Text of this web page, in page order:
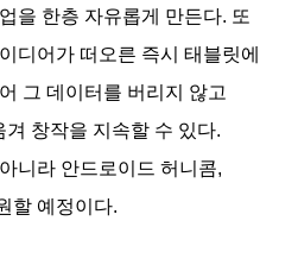
을 한층 자유롭게 만든다. 또
디어가 떠오른 즉시 태블릿에
그 데이터를 버리지 않고
겨 창작을 지속할 수 있다.
니라 안드로이드 허니콤,
할 예정이다.